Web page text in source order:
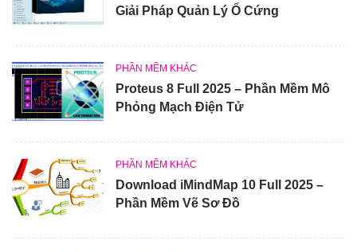
Giải Pháp Quản Lý Ổ Cứng
PHẦN MỀM KHÁC
Proteus 8 Full 2025 – Phần Mềm Mô
Phỏng Mạch Điện Tử
PHẦN MỀM KHÁC
Download iMindMap 10 Full 2025 –
Phần Mềm Vẽ Sơ Đồ